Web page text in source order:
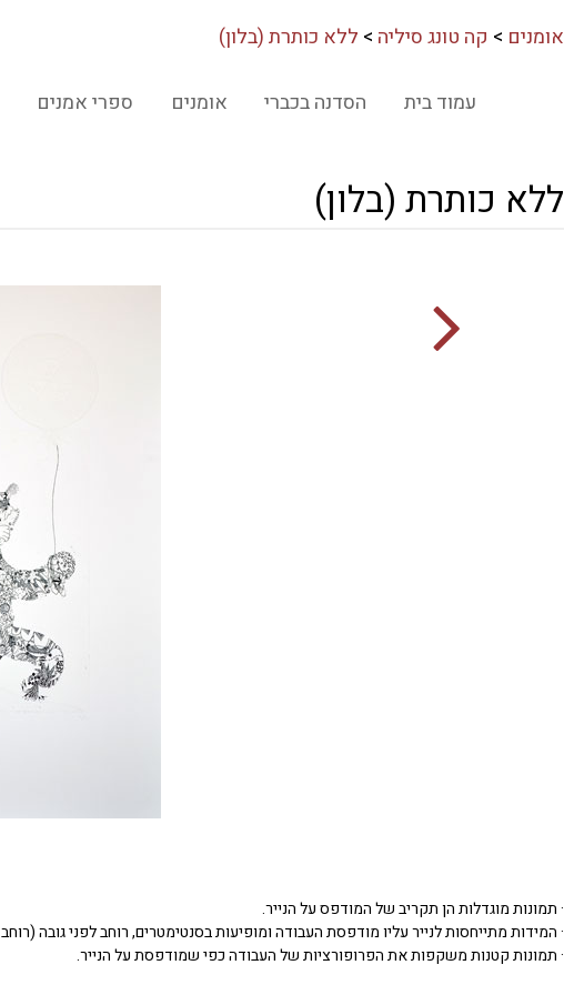
אומנים > קה טונג סיליה > ללא כותרת (בלון)
ספרי אמנים אומנים הסדנה בכברי עמוד בית
ללא כותרת (בלון)
· תמונות מוגדלות הן תקריב של המודפס על הנייר.
· המידות מתייחסות לנייר עליו מודפסת העבודה ומופיעות בסנטימטרים, רוחב לפני גובה (רוחב X גובה).
· תמונות קטנות משקפות את הפרופורציות של העבודה כפי שמודפסת על הנייר.